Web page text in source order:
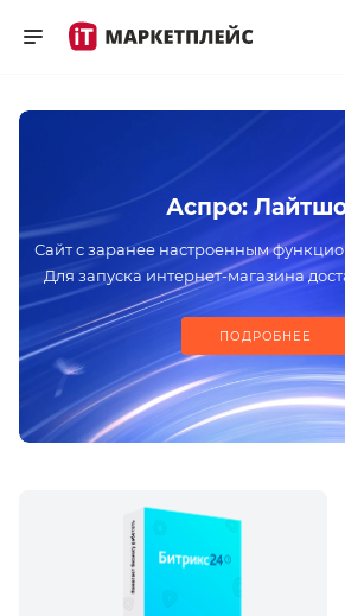
Аспро:
Сайт с заранее настроенным
Для запуска интернет-магазина
проект контентом
ПОДРОБНЕЕ